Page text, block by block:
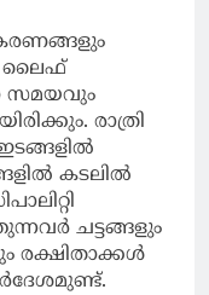
ലൈഫ്
സമയവും
രാത്രി
കടലില്‍
ചട്ടങ്ങളും
രക്ഷിതാക്കള്‍